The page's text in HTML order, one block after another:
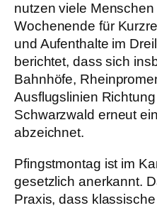
nutzen viele
Wochenende für
und Aufenthalte im
berichtet, dass sich
Bahnhöfe,
Ausflugslinien
Schwarzwald erneut
abzeichnet.
Pfingstmontag ist im
gesetzlich anerkannt.
Praxis, dass